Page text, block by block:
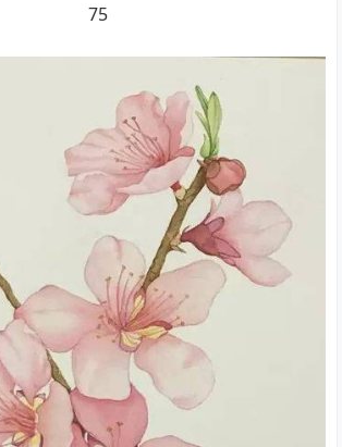
75